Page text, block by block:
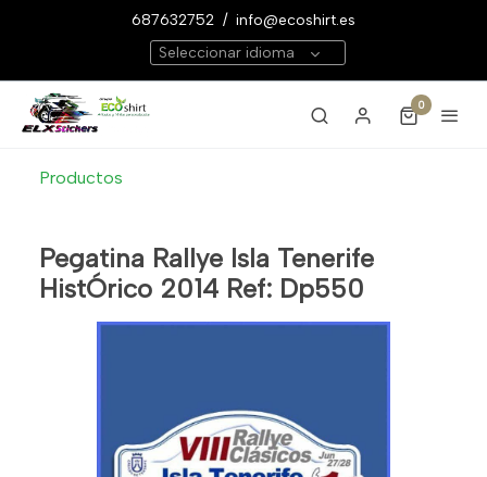
687632752 / info@ecoshirt.es
Seleccionar idioma
0
Productos
Pegatina Rallye Isla Tenerife
HistÓrico 2014 Ref: Dp550